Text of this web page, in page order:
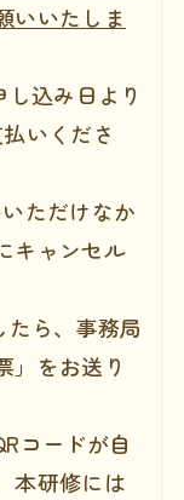
いいたしま
込み日より
いくださ
ただけなか
キャンセル
ら、事務局
」をお送り
コードが自
本研修には